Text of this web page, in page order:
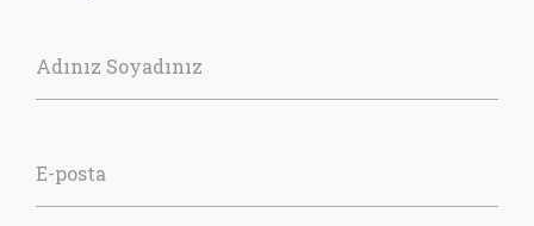
Adınız Soyadınız
E-posta